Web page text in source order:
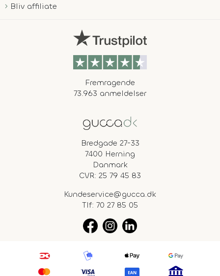
Bliv affiliate
Fremragende
73.963 anmeldelser
Bredgade 27-33
7400 Herning
Danmark
CVR: 25 79 45 83
Kundeservice@gucca.dk
Tlf: 70 27 85 05